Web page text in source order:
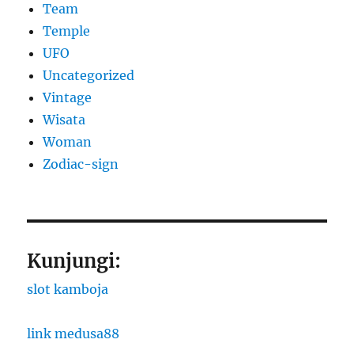
Team
Temple
UFO
Uncategorized
Vintage
Wisata
Woman
Zodiac-sign
Kunjungi:
slot kamboja
link medusa88